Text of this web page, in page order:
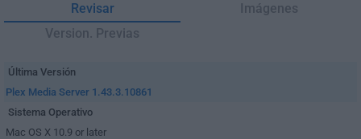
Revisar
Imágenes
Version. Previas
Última Versión
Plex Media Server 1.43.3.10861
Sistema Operativo
Mac OS X 10.9 or later